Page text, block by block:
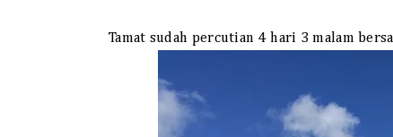
Tamat sudah percutian 4 hari 3 malam